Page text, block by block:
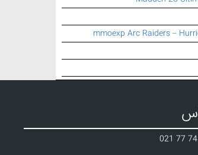
mmoexp Arc Raiders –
021 77